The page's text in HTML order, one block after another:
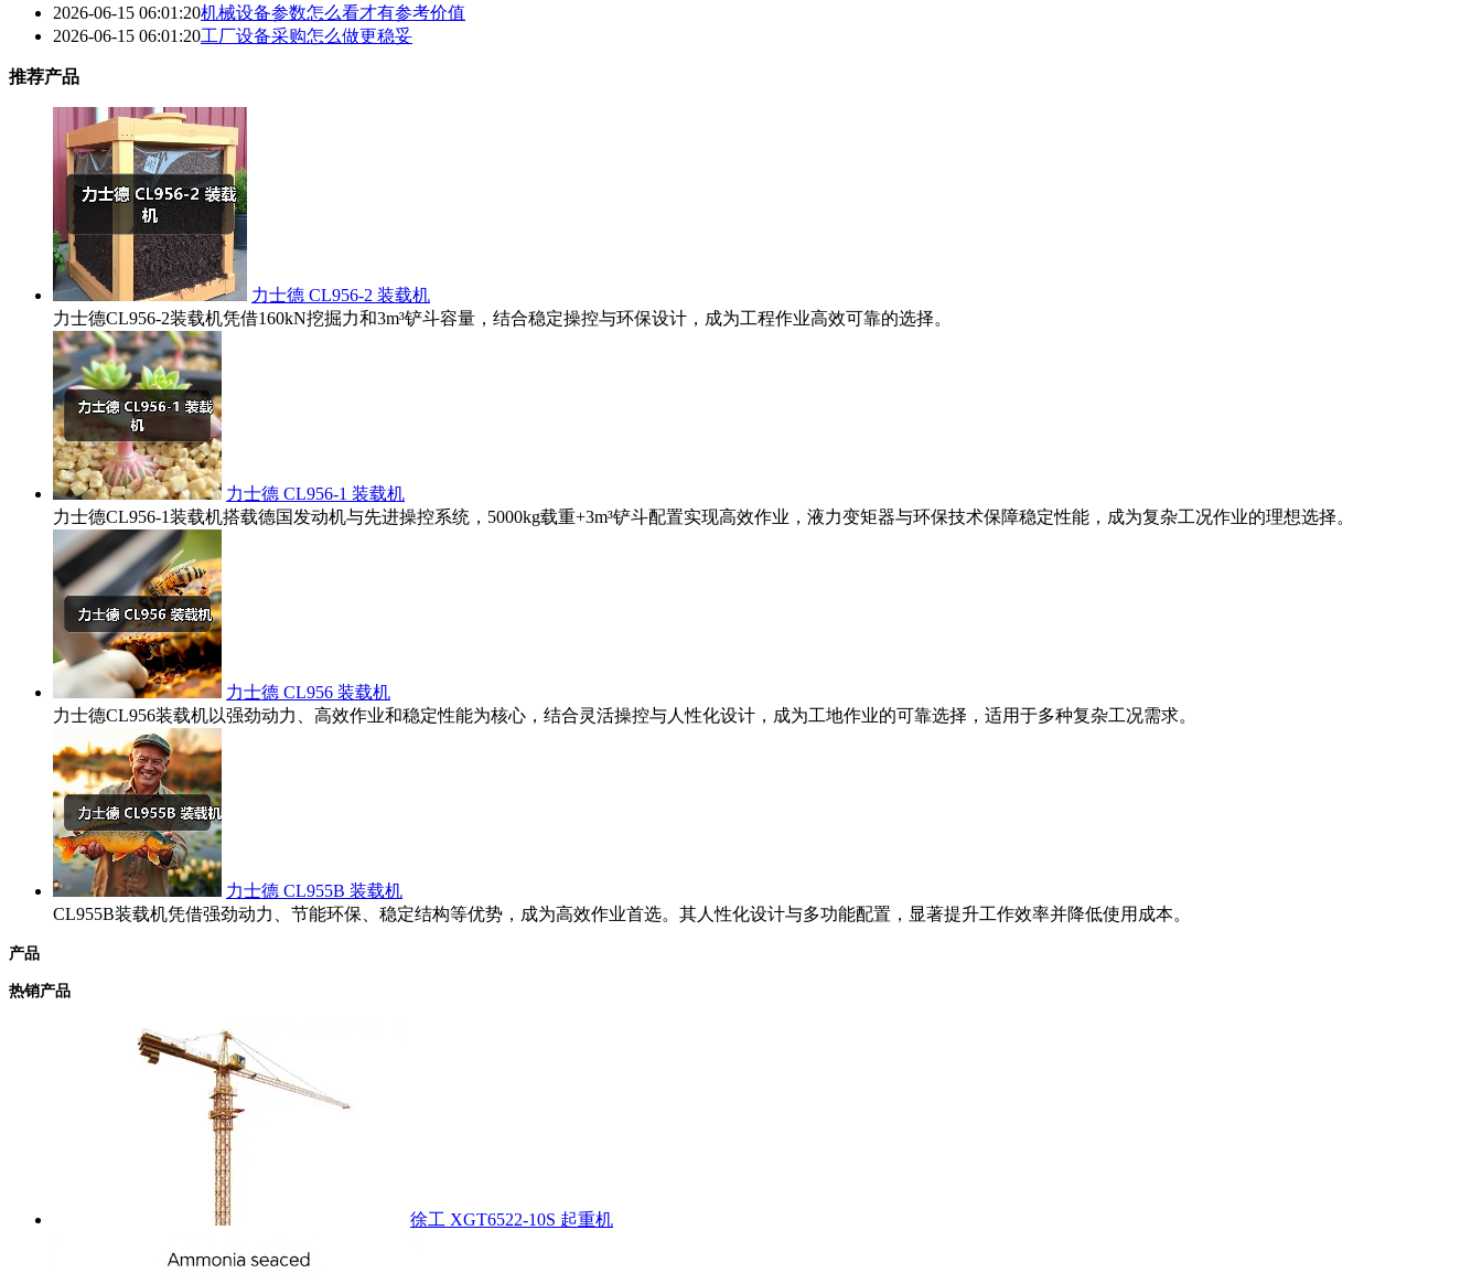
2026-06-15 06:01:20机械设备参数怎么看才有参考价值
2026-06-15 06:01:20工厂设备采购怎么做更稳妥
推荐产品
力士德 CL956-2 装载机
力士德CL956-2装载机凭借160kN挖掘力和3m³铲斗容量，结合稳定操控与环保设计，成为工程作业高效可靠的选择。
力士德 CL956-1 装载机
力士德CL956-1装载机搭载德国发动机与先进操控系统，5000kg载重+3m³铲斗配置实现高效作业，液力变矩器与环保技术保障稳定性能，成为复杂工况作业的理想选择。
力士德 CL956 装载机
力士德CL956装载机以强劲动力、高效作业和稳定性能为核心，结合灵活操控与人性化设计，成为工地作业的可靠选择，适用于多种复杂工况需求。
力士德 CL955B 装载机
CL955B装载机凭借强劲动力、节能环保、稳定结构等优势，成为高效作业首选。其人性化设计与多功能配置，显著提升工作效率并降低使用成本。
产品
热销产品
徐工 XGT6522-10S 起重机